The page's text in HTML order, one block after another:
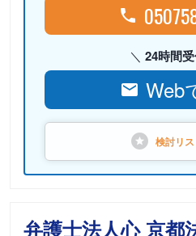
24時間
Web
検討リ
弁護士法人心 京都